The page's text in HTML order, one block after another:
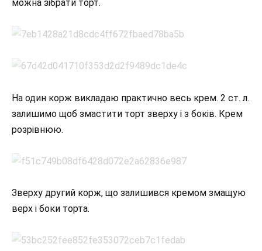
можна зібрати торт.
На один корж викладаю практично весь крем. 2 ст. л.
залишимо щоб змастити торт зверху і з боків. Крем
розрівнюю.
Зверху другий корж, що залишився кремом змащую
верх і боки торта.